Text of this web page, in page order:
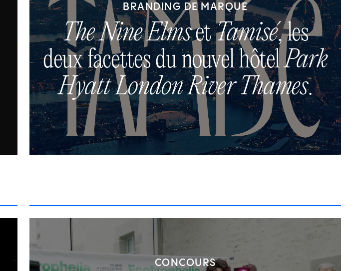
BRANDING DE MARQUE
The Nine ElmsetTamisé, les
deux facettes du nouvel hôtelPark
Hyatt London River Thames.
CONCOURS